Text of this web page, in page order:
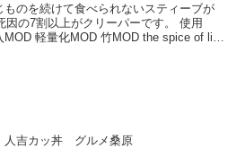
のを続けて食べられないスティーブが
因の7割以上がクリーパーです。 使用
軽量化MOD 竹MOD the spice of life
人吉カッ丼 グルメ桑原